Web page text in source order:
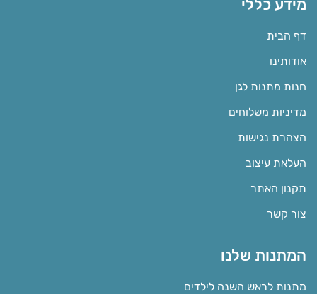
מידע כללי
דף הבית
אודותינו
חנות מתנות לגן
מדיניות משלוחים
הצהרת נגישות
העלאת עיצוב
תקנון האתר
צור קשר
המתנות שלנו
מתנות לראש השנה לילדים